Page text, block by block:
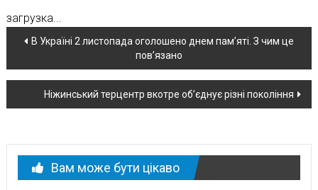
загрузка...
Навігація
по
новині
В Україні 2 листопада оголошено днем пам’яті. З чим це
пов’язано
Ніжинський терцентр вкотре об’єднує різні покоління
Вам може бути цікаво